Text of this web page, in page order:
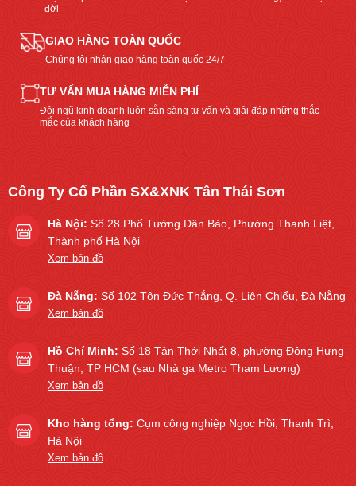
đời
GIAO HÀNG TOÀN QUỐC
Chúng tôi nhận giao hàng toàn quốc 24/7
TƯ VẤN MUA HÀNG MIỄN PHÍ
Đội ngũ kinh doanh luôn sẵn sàng tư vấn và giải đáp những thắc
mắc của khách hàng
Công Ty Cổ Phần SX&XNK Tân Thái Sơn
Hà Nội: Số 28 Phố Tưởng Dân Bảo, Phường Thanh Liệt,
Thành phố Hà Nội
Xem bản đồ
Đà Nẵng: Số 102 Tôn Đức Thắng, Q. Liên Chiểu, Đà Nẵng
Xem bản đồ
Hồ Chí Minh: Số 18 Tân Thới Nhất 8, phường Đông Hưng
Thuận, TP HCM (sau Nhà ga Metro Tham Lương)
Xem bản đồ
Kho hàng tổng: Cụm công nghiệp Ngọc Hồi, Thanh Trì,
Hà Nội
Xem bản đồ